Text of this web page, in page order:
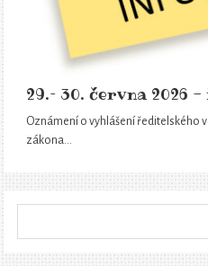
29.– 30. června 2026
Oznámení o vyhlášení ředitelského
zákona…